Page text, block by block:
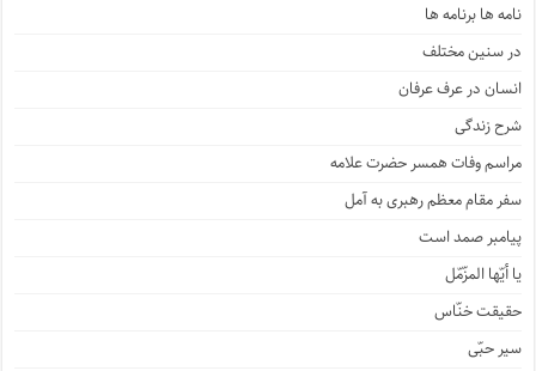
نامه ها برنامه ها
در سنین مختلف
انسان در عرف عرفان
شرح زندگی
مراسم وفات همسر حضرت علامه
سفر مقام معظم رهبری به آمل
پیامبر صمد است
یا أیّها المزّمّل
حقیقت خنّاس
سیر حبّی